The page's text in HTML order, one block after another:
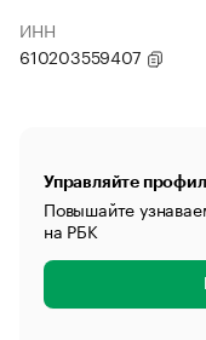
ИНН
610203559407
Управляйте
Повышайте
на РБК